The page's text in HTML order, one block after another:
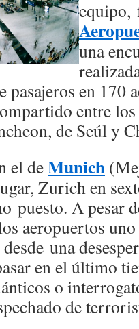
equipo,
una
pasajeros en 170
entre
de Seúl y
el deMunich
Zurich en
puesto. A pesar
aeropuertos
una
en el último
o
de